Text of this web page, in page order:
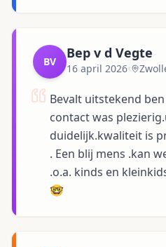
BV
Bep v d Vegte
16 april 2026•
Bevalt uitstekend
contact was
duidelijk.kwaliteit is
. Een blij mens .kan
.o.a. kinds en
🤓